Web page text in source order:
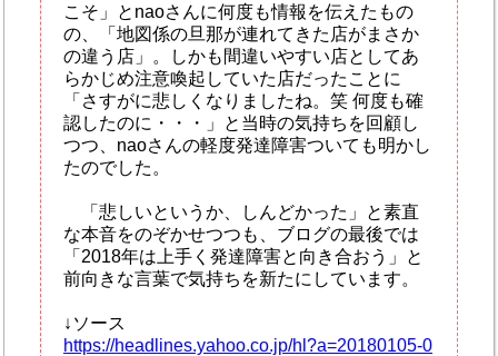
こそ」とnaoさんに何度も情報を伝えたもの
の、「地図係の旦那が連れてきた店がまさか
の違う店」。しかも間違いやすい店としてあ
らかじめ注意喚起していた店だったことに
「さすがに悲しくなりましたね。笑 何度も確
認したのに・・・」と当時の気持ちを回顧し
つつ、naoさんの軽度発達障害ついても明かし
たのでした。
「悲しいというか、しんどかった」と素直
な本音をのぞかせつつも、ブログの最後では
「2018年は上手く発達障害と向き合おう」と
前向きな言葉で気持ちを新たにしています。
↓ソース
https://headlines.yahoo.co.jp/hl?a=20180105-0